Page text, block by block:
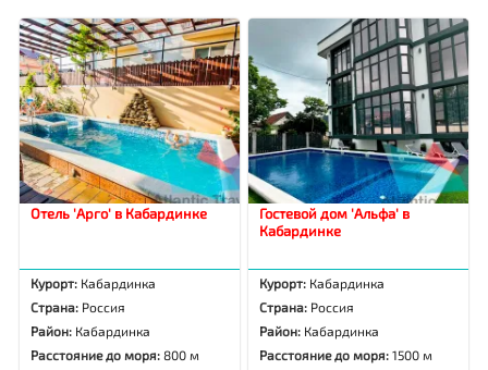
Отель 'Арго' в Кабардинке
Курорт: Кабардинка
Страна: Россия
Район: Кабардинка
Расстояние до моря:800 м
Гостевой дом 'Альфа' в
Кабардинке
Курорт: Кабардинка
Страна: Россия
Район: Кабардинка
Расстояние до моря:1500 м